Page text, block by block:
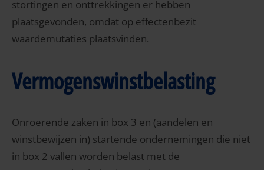
stortingen en onttrekkingen er hebben
plaatsgevonden, omdat op effectenbezit
waardemutaties plaatsvinden.
Vermogenswinstbelasting
Onroerende zaken in box 3 en (aandelen en
winstbewijzen in) startende ondernemingen die niet
in box 2 vallen worden belast met de